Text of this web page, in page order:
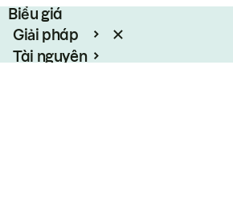
Biểu giá
Giải pháp
Tài nguyên